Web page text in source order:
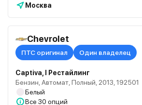
Москва
Chevrolet
ПТС оригинал Один владелец
Captiva, I Рестайлинг
Бензин, Автомат, Полный, 2013, 192501
Белый
Все 30 опций